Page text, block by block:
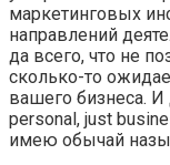
маркетинговых
направлений
да всего, что не
сколько-то
вашего бизнеса. И
personal, just
имею обычай